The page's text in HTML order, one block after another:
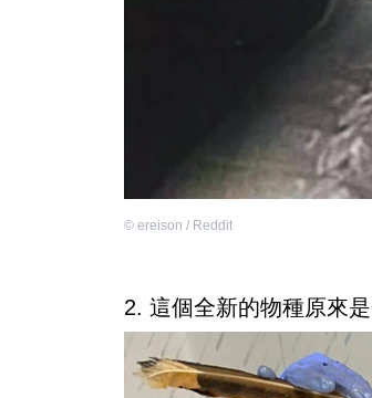
© ereison / Reddit
2. 這個全新的物種原來